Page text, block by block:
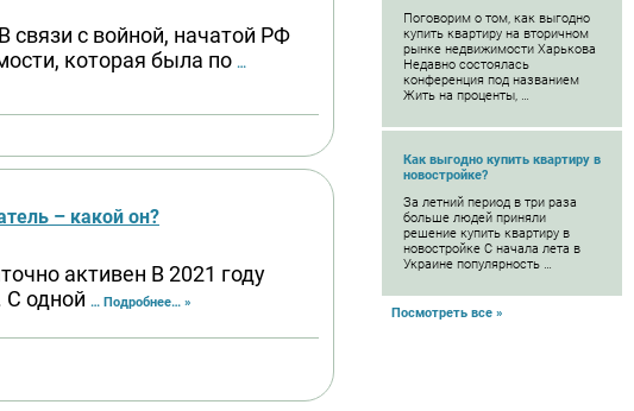
Поговорим о том, как выгодно
купить квартиру на вторичном
рынке недвижимости Харькова
Недавно состоялась
конференция под названием
Жить на проценты, …
Как выгодно купить квартиру в
новостройке?
За летний период в три раза
больше людей приняли
решение купить квартиру в
новостройке С начала лета в
Украине популярность …
Посмотреть все »
связи с войной, начатой РФ
которая была по …
– какой он?
активен В 2021 году
С одной … Подробнее… »